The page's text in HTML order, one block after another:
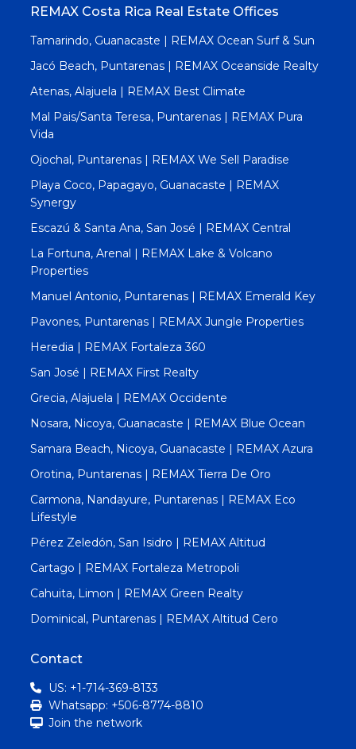
REMAX Costa Rica Real Estate Offices
Tamarindo, Guanacaste | REMAX Ocean Surf & Sun
Jacó Beach, Puntarenas | REMAX Oceanside Realty
Atenas, Alajuela | REMAX Best Climate
Mal Pais/Santa Teresa, Puntarenas | REMAX Pura
Vida
Ojochal, Puntarenas | REMAX We Sell Paradise
Playa Coco, Papagayo, Guanacaste | REMAX
Synergy
Escazú & Santa Ana, San José | REMAX Central
La Fortuna, Arenal | REMAX Lake & Volcano
Properties
Manuel Antonio, Puntarenas | REMAX Emerald Key
Pavones, Puntarenas | REMAX Jungle Properties
Heredia | REMAX Fortaleza 360
San José | REMAX First Realty
Grecia, Alajuela | REMAX Occidente
Nosara, Nicoya, Guanacaste | REMAX Blue Ocean
Samara Beach, Nicoya, Guanacaste | REMAX Azura
Orotina, Puntarenas | REMAX Tierra De Oro
Carmona, Nandayure, Puntarenas | REMAX Eco
Lifestyle
Pérez Zeledón, San Isidro | REMAX Altitud
Cartago | REMAX Fortaleza Metropoli
Cahuita, Limon | REMAX Green Realty
Dominical, Puntarenas | REMAX Altitud Cero
Contact
US: +1-714-369-8133
Whatsapp: +506-8774-8810
Join the network